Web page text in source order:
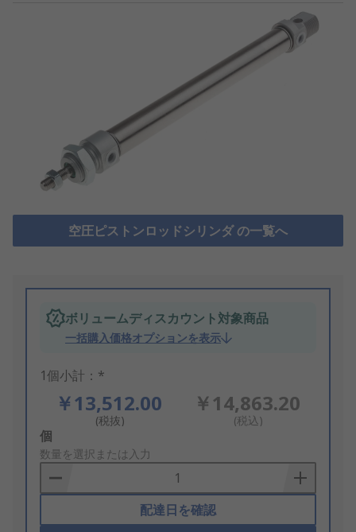
空圧ピストンロッドシリンダ の一覧へ
ボリュームディスカウント対象商品
一括購入価格オプションを表示
1個小計：*
￥13,512.00
(税抜)
￥14,863.20
(税込)
Add
to
Basket
個
数量を選択または入力
配達日を確認